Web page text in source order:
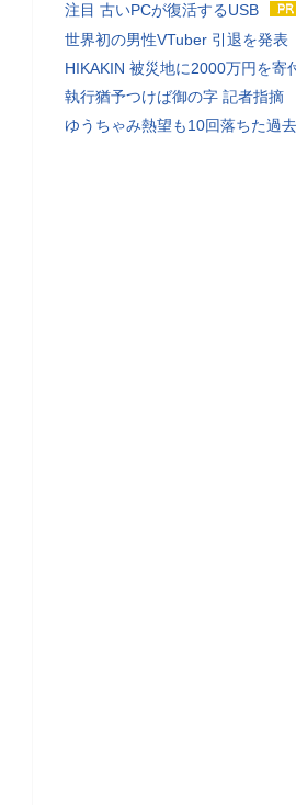
注目 古いPCが復活するUSB
世界初の男性VTuber 引退を発表
HIKAKIN 被災地に2000万円を寄
執行猶予つけば御の字 記者指摘
ゆうちゃみ熱望も10回落ちた過去